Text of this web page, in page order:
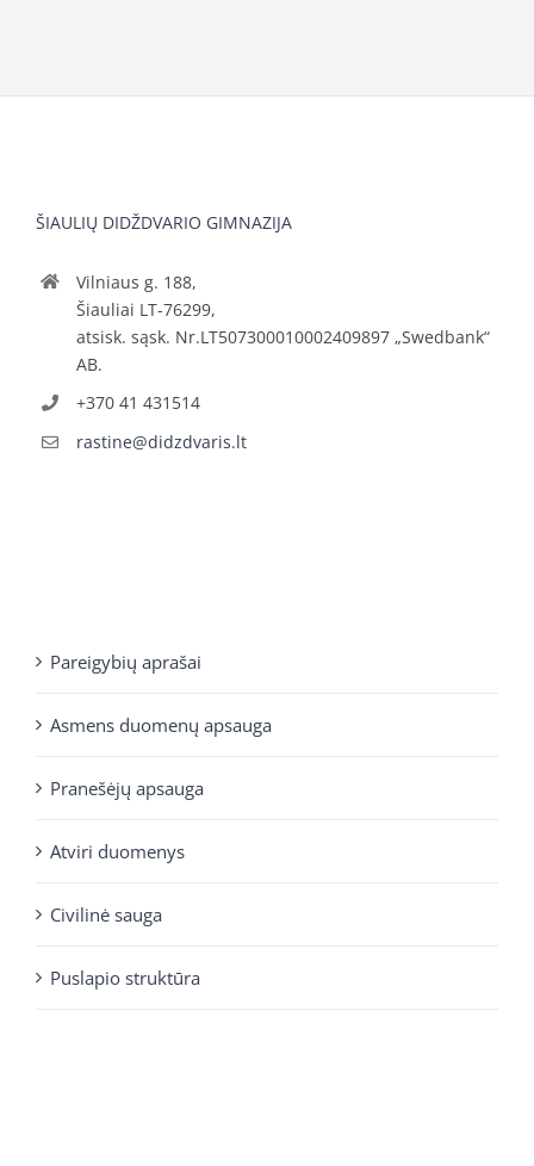
ŠIAULIŲ DIDŽDVARIO GIMNAZIJA
Vilniaus g. 188,
Šiauliai LT-76299,
atsisk. sąsk. Nr.LT507300010002409897 „Swedbank“
AB.
+370 41 431514
rastine@didzdvaris.lt
Pareigybių aprašai
Asmens duomenų apsauga
Pranešėjų apsauga
Atviri duomenys
Civilinė sauga
Puslapio struktūra